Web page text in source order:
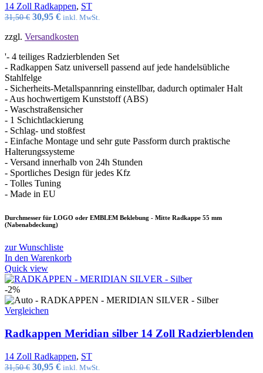
14 Zoll Radkappen, ST
31,50€ Ursprünglicher
war:
30,95 €Aktueller
ist:
inkl. MwSt.
zzgl. Versandkosten
'- 4 teiliges Radzierblenden Set
- Radkappen Satz universell passend auf jede handelsübliche
Stahlfelge
- Sicherheits-Metallspannring einstellbar, dadurch optimaler Halt
- Aus hochwertigem Kunststoff (ABS)
- Waschstraßensicher
- 1 Schichtlackierung
- Schlag- und stoßfest
- Einfache Montage und sehr gute Passform durch praktische
Halterungssysteme
- Versand innerhalb von 24h Stunden
- Sportliches Design für jedes Kfz
- Tolles Tuning
- Made in EU
Durchmesser für LOGO oder EMBLEM Beklebung - Mitte Radkappe 55 mm
(Nabenabdeckung)
zur Wunschliste
In den Warenkorb
Quick view
-2%
Vergleichen
Radkappen Meridian silber 14 Zoll Radzierblenden
14 Zoll Radkappen, ST
31,50€ Ursprünglicher
30,95 €Aktueller
inkl. MwSt.